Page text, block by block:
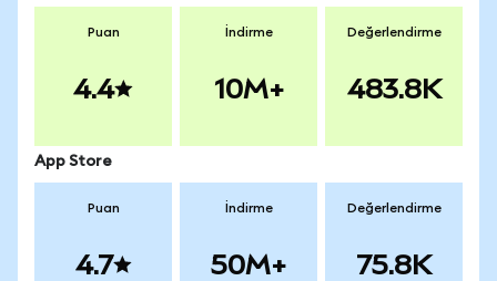
Puan
4.4
İndirme
10M+
Değerlendirme
483.8K
App Store
Puan
4.7
İndirme
50M+
Değerlendirme
75.8K